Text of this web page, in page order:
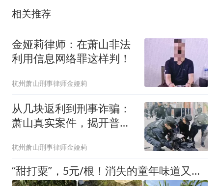
相关推荐
金娅莉律师：在萧山非法
利用信息网络罪这样判！
杭州萧山刑事律师金娅莉
从几块返利到刑事诈骗：
萧山真实案件，揭开普通
杭州萧山刑事律师金娅莉
“甜打粟”，5元/根！消失的童年味道又回来了！